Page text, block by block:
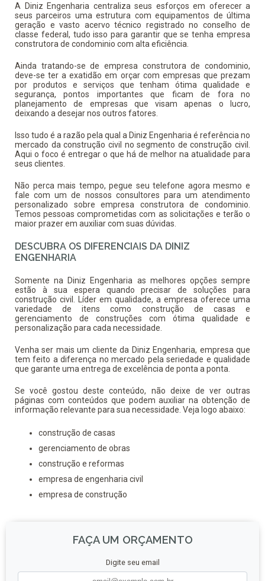
A Diniz Engenharia centraliza seus esforços em oferecer a
seus parceiros uma estrutura com equipamentos de última
geração e vasto acervo técnico registrado no conselho de
classe federal, tudo isso para garantir que se tenha empresa
construtora de condominio com alta eficiência.
Ainda tratando-se de empresa construtora de condominio,
deve-se ter a exatidão em orçar com empresas que prezam
por produtos e serviços que tenham ótima qualidade e
segurança, pontos importantes que ficam de fora no
planejamento de empresas que visam apenas o lucro,
deixando a desejar nos outros fatores.
Isso tudo é a razão pela qual a Diniz Engenharia é referência no
mercado da construção civil no segmento de construção civil.
Aqui o foco é entregar o que há de melhor na atualidade para
seus clientes.
Não perca mais tempo, pegue seu telefone agora mesmo e
fale com um de nossos consultores para um atendimento
personalizado sobreempresa construtora de condominio
Temos pessoas comprometidas com as solicitações e terão o
maior prazer em auxiliar com suas dúvidas.
DESCUBRA OS DIFERENCIAIS DA DINIZ
ENGENHARIA
Somente na Diniz Engenharia as melhores opções sempre
estão à sua espera quando precisar de soluções para
construção civil. Líder em qualidade, a empresa oferece uma
variedade de itens como construção de casas e
gerenciamento de construções com ótima qualidade e
personalização para cada necessidade.
Venha ser mais um cliente da Diniz Engenharia, empresa que
tem feito a diferença no mercado pela seriedade e qualidade
que garante uma entrega de excelência de ponta a ponta.
Se você gostou deste conteúdo, não deixe de ver outras
páginas com conteúdos que podem auxiliar na obtenção de
informação relevante para sua necessidade. Veja logo abaixo:
construção de casas
gerenciamento de obras
construção e reformas
empresa de engenharia civil
empresa de construção
FAÇA UM ORÇAMENTO
Digite seu email